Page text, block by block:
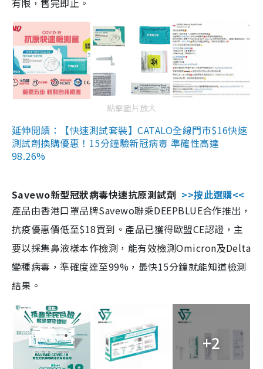
有限，售完即止。
點擊圖片放大
延伸閱讀：【快速測試套裝】CATALO全線門市$16快速
測試劑換購優惠！15分鐘驗新冠病毒 準確性高達
98.26%
Savewo新型冠狀病毒快速抗原測試劑 >>按此選購<<
產品由香港口罩品牌Savewo聯乘DEEPBLUE合作推出，
抗疫優惠價低至$18買到。產品已獲得歐盟CE認證，主
要以採集鼻液樣本作檢測，能有效檢測Omicron及Delta
變種病毒，準確度達至99%，最快15分鐘就能知道檢測
結果。
+2